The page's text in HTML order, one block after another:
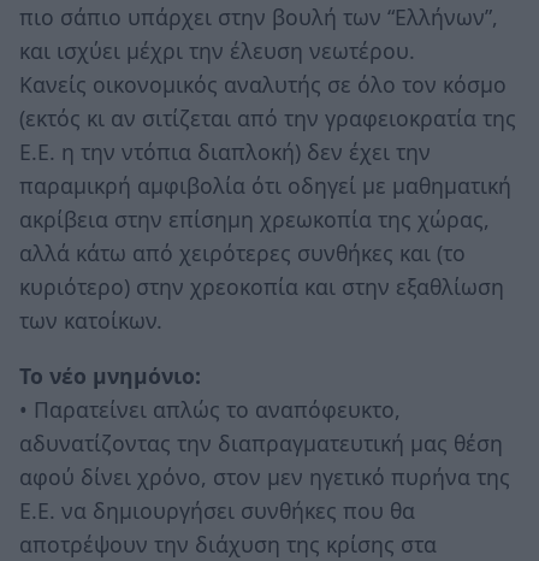
πιο σάπιο υπάρχει στην βουλή των “Ελλήνων”,
και ισχύει μέχρι την έλευση νεωτέρου.
Κανείς οικονομικός αναλυτής σε όλο τον κόσμο
(εκτός κι αν σιτίζεται από την γραφειοκρατία της
Ε.Ε. η την ντόπια διαπλοκή) δεν έχει την
παραμικρή αμφιβολία ότι οδηγεί με μαθηματική
ακρίβεια στην επίσημη χρεωκοπία της χώρας,
αλλά κάτω από χειρότερες συνθήκες και (το
κυριότερο) στην χρεοκοπία και στην εξαθλίωση
των κατοίκων.
Το νέο μνημόνιο:
• Παρατείνει απλώς το αναπόφευκτο,
αδυνατίζοντας την διαπραγματευτική μας θέση
αφού δίνει χρόνο, στον μεν ηγετικό πυρήνα της
Ε.Ε. να δημιουργήσει συνθήκες που θα
αποτρέψουν την διάχυση της κρίσης στα